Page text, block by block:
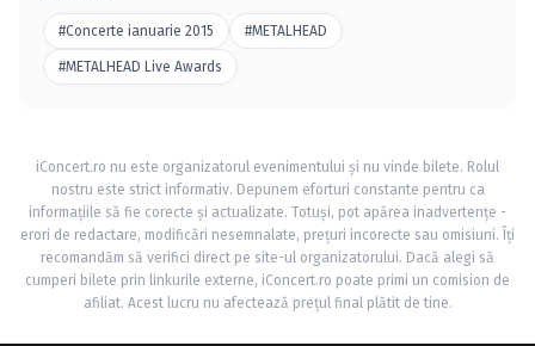
#Concerte ianuarie 2015 #METALHEAD
#METALHEAD Live Awards
iConcert.ro nu este organizatorul evenimentului și nu vinde bilete. Rolul
nostru este strict informativ. Depunem eforturi constante pentru ca
informațiile să fie corecte și actualizate. Totuși, pot apărea inadvertențe -
erori de redactare, modificări nesemnalate, prețuri incorecte sau omisiuni. Îți
recomandăm să verifici direct pe site-ul organizatorului. Dacă alegi să
cumperi bilete prin linkurile externe, iConcert.ro poate primi un comision de
afiliat. Acest lucru nu afectează prețul final plătit de tine.